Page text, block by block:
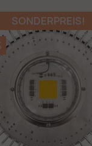
SONDERPREIS!